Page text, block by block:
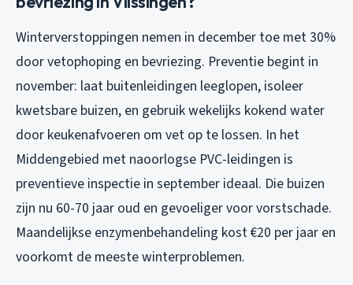
Winterverstoppingen nemen in december toe met 30%
door vetophoping en bevriezing. Preventie begint in
november: laat buitenleidingen leeglopen, isoleer
kwetsbare buizen, en gebruik wekelijks kokend water
door keukenafvoeren om vet op te lossen. In het
Middengebied met naoorlogse PVC-leidingen is
preventieve inspectie in september ideaal. Die buizen
zijn nu 60-70 jaar oud en gevoeliger voor vorstschade.
Maandelijkse enzymenbehandeling kost €20 per jaar en
voorkomt de meeste winterproblemen.